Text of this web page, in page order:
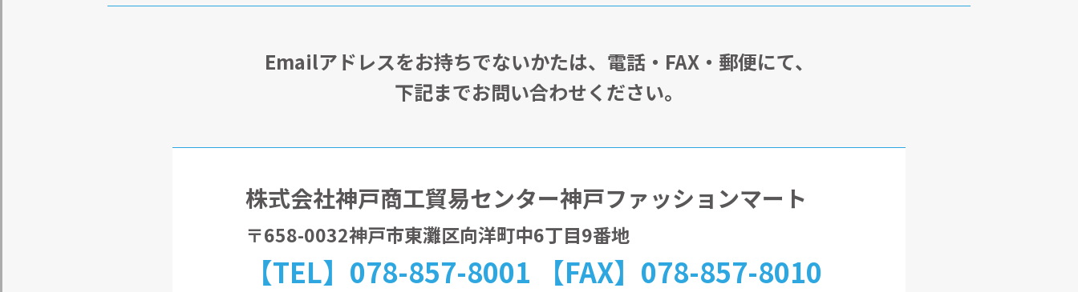
Emailアドレスをお持ちでないかたは、電話・FAX・郵便にて、
下記までお問い合わせください。
株式会社神戸商工貿易センター神戸ファッションマート
〒658-0032神戸市東灘区向洋町中6丁目9番地
【TEL】078-857-8001 【FAX】078-857-8010